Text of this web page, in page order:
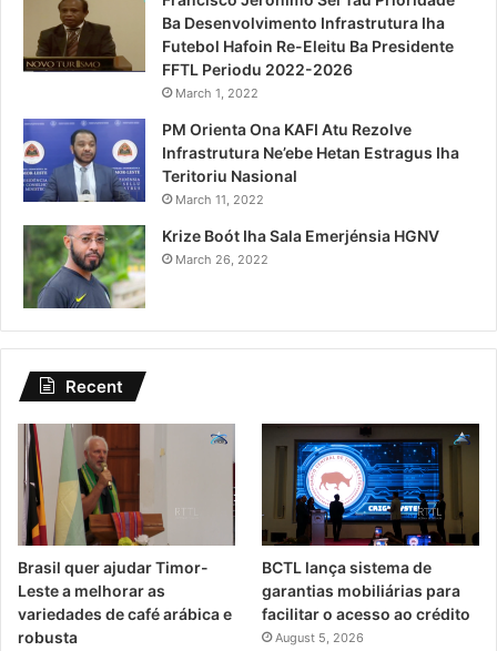
Ba Desenvolvimento Infrastrutura Iha
Futebol Hafoin Re-Eleitu Ba Presidente
FFTL Periodu 2022-2026
March 1, 2022
PM Orienta Ona KAFI Atu Rezolve
Infrastrutura Ne’ebe Hetan Estragus Iha
Teritoriu Nasional
March 11, 2022
Krize Boót Iha Sala Emerjénsia HGNV
March 26, 2022
Recent
Brasil quer ajudar Timor-
Leste a melhorar as
variedades de café arábica e
robusta
BCTL lança sistema de
garantias mobiliárias para
facilitar o acesso ao crédito
August 5, 2026